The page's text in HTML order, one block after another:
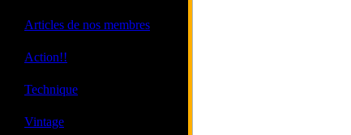
Articles de nos membres
Action!!
Technique
Vintage